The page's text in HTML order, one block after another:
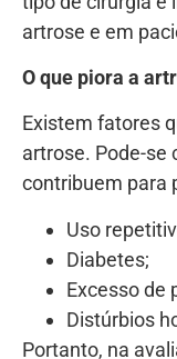
artrose e em
O que piora a
Existem fatores
artrose. Pode-se
contribuem para
Uso
Diabetes;
Excesso de
Distúrbios
Portanto, na